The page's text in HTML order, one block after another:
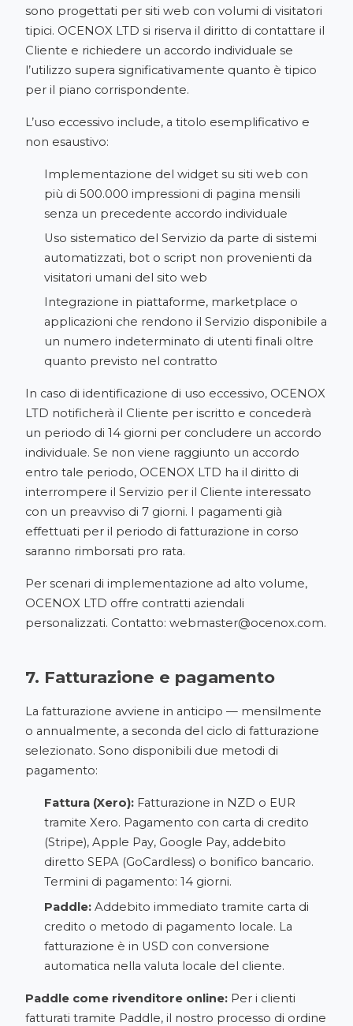
sono progettati per siti web con volumi di visitatori
tipici. OCENOX LTD si riserva il diritto di contattare il
Cliente e richiedere un accordo individuale se
l’utilizzo supera significativamente quanto è tipico
per il piano corrispondente.
L’uso eccessivo include, a titolo esemplificativo e
non esaustivo:
Implementazione del widget su siti web con
più di 500.000 impressioni di pagina mensili
senza un precedente accordo individuale
Uso sistematico del Servizio da parte di sistemi
automatizzati, bot o script non provenienti da
visitatori umani del sito web
Integrazione in piattaforme, marketplace o
applicazioni che rendono il Servizio disponibile a
un numero indeterminato di utenti finali oltre
quanto previsto nel contratto
In caso di identificazione di uso eccessivo, OCENOX
LTD notificherà il Cliente per iscritto e concederà
un periodo di 14 giorni per concludere un accordo
individuale. Se non viene raggiunto un accordo
entro tale periodo, OCENOX LTD ha il diritto di
interrompere il Servizio per il Cliente interessato
con un preavviso di 7 giorni. I pagamenti già
effettuati per il periodo di fatturazione in corso
saranno rimborsati pro rata.
Per scenari di implementazione ad alto volume,
OCENOX LTD offre contratti aziendali
personalizzati. Contatto: webmaster@ocenox.com.
7. Fatturazione e pagamento
La fatturazione avviene in anticipo — mensilmente
o annualmente, a seconda del ciclo di fatturazione
selezionato. Sono disponibili due metodi di
pagamento:
Fattura (Xero): Fatturazione in NZD o EUR
tramite Xero. Pagamento con carta di credito
(Stripe), Apple Pay, Google Pay, addebito
diretto SEPA (GoCardless) o bonifico bancario.
Termini di pagamento: 14 giorni.
Paddle: Addebito immediato tramite carta di
credito o metodo di pagamento locale. La
fatturazione è in USD con conversione
automatica nella valuta locale del cliente.
Paddle come rivenditore online: Per i clienti
fatturati tramite Paddle, il nostro processo di ordine